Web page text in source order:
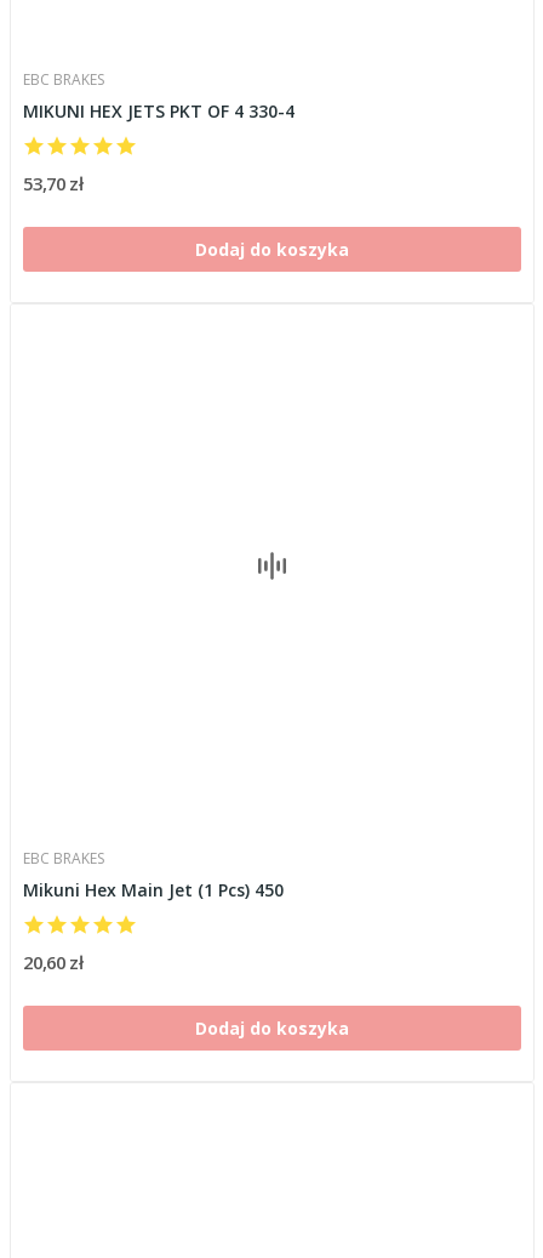
EBC BRAKES
MIKUNI HEX JETS PKT OF 4 330-4
53,70 zł
Dodaj do koszyka
EBC BRAKES
Mikuni Hex Main Jet (1 Pcs) 450
20,60 zł
Dodaj do koszyka